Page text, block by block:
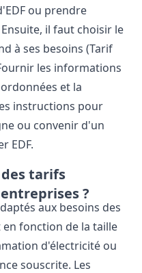
ou prendre
il faut choisir le
à ses besoins (Tarif
les informations
et la
instructions pour
ou convenir d'un
EDF.
des tarifs
?
aux besoins des
fonction de la taille
d'électricité ou
souscrite. Les